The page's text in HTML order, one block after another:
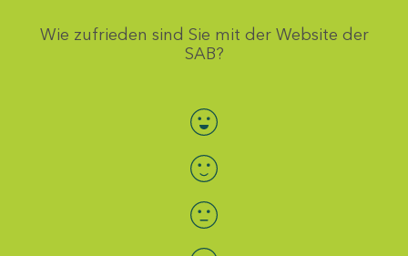
Wie zufrieden sind Sie mit der Website der
SAB?
Bewertung auswählen